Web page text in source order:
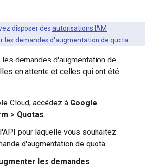
disposer des autorisations IAM
les demandes d'augmentation de quota
demandes d'augmentation de
en attente et celles qui ont été
Cloud, accédez à Google
> Quotas.
pour laquelle vous souhaitez
d'augmentation de quota.
les demandes.